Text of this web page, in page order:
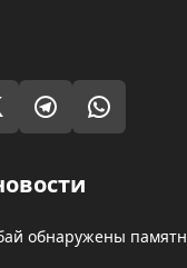
обнаружены